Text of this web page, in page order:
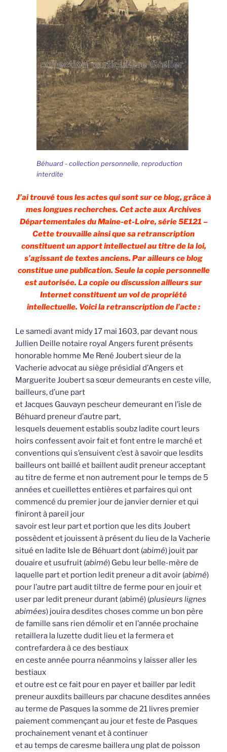
Béhuard - collection personnelle, reproduction
interdite
J’ai trouvé tous les actes qui sont sur ce blog, grâce à
mes longues recherches. Cet acte aux Archives
Départementales du Maine-et-Loire, série 5E121 –
Cette trouvaille ainsi que sa retranscription
constituent un apport intellectuel au titre de la loi,
s’agissant de textes anciens. Par ailleurs ce blog
constitue une publication. Seule la copie personnelle
est autorisée. La copie ou discussion ailleurs sur
Internet constituent un vol de propriété
intellectuelle. Voici la retranscription de l’acte :
Le samedi avant midy 17 mai 1603, par devant nous
Jullien Deille notaire royal Angers furent présents
honorable homme Me René Joubert sieur de la
Vacherie advocat au siège présidial d’Angers et
Marguerite Joubert sa sœur demeurants en ceste ville,
bailleurs, d’une part
et Jacques Gauvayn pescheur demeurant en l’isle de
Béhuard preneur d’autre part,
lesquels deuement establis soubz ladite court leurs
hoirs confessent avoir fait et font entre le marché et
conventions qui s’ensuivent c’est à savoir que lesdits
bailleurs ont baillé et baillent audit preneur acceptant
au titre de ferme et non autrement pour le temps de 5
années et cueillettes entières et parfaires qui ont
commencé du premier jour de janvier dernier et qui
finiront à pareil jour
savoir est leur part et portion que les dits Joubert
possèdent et jouissent à présent du lieu de la Vacherie
situé en ladite Isle de Béhuart dont (abimé) jouit par
douaire et usufruit (abimé) Gebu leur belle-mère de
laquelle part et portion ledit preneur a dit avoir (abimé)
pour l’autre part audit tiltre de ferme pour en jouir et
user par ledit preneur durant (abimé) (plusieurs lignes
abimées) jouira desdites choses comme un bon père
de famille sans rien démolir et en l’année prochaine
retaillera la luzette dudit lieu et la fermera et
contrefardera à ce des bestiaux
en ceste année pourra néanmoins y laisser aller les
bestiaux
et outre est ce fait pour en payer et bailler par ledit
preneur auxdits bailleurs par chacune desdites années
au terme de Pasques la somme de 21 livres premier
paiement commençant au jour et feste de Pasques
prochainement venant et à continuer
et au temps de caresme baillera ung plat de poisson